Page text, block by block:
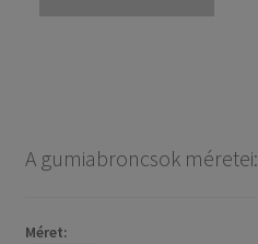
A gumiabroncsok méretei:
Méret: